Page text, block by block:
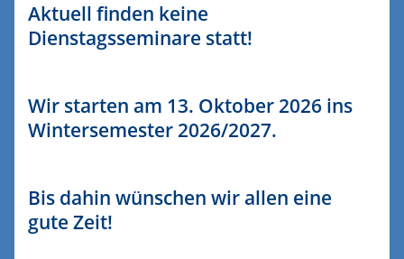
Aktuell finden keine
Dienstagsseminare statt!
Wir starten am 13. Oktober 2026 ins
Wintersemester 2026/2027.
Bis dahin wünschen wir allen eine
gute Zeit!